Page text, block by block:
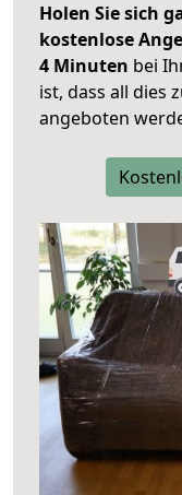
Holen Sie sich
kostenlose
4 Minuten bei
ist, dass all dies
angeboten